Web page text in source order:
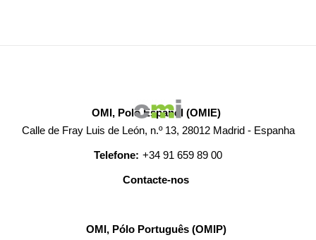
OMI, Polo Español (OMIE)
Calle de Fray Luis de León, n.º 13, 28012 Madrid - Espanha
Telefone: +34 91 659 89 00
Contacte-nos
OMI, Pólo Português (OMIP)